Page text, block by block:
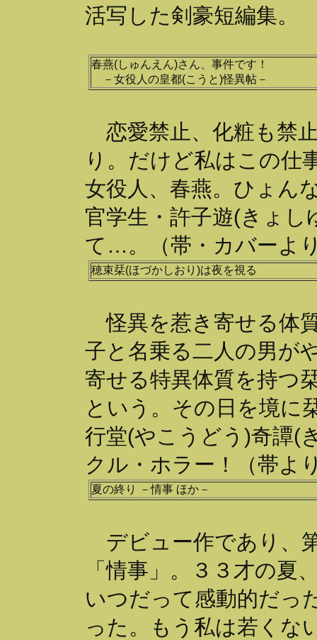
活写した剣豪短編集。
春燕(しゅんえん)さん、事件です！
－女役人の皇都(こうと)怪異帖－
恋愛禁止、化粧も禁
り。だけど私はこの仕
女役人、春燕。ひょん
官学生・許子遊(きょ
て…。（帯・カバーよ
穂束栞(ほづかしおり)は夜を視る
怪異を惹き寄せる体
子と名乗る二人の男が
寄せる特異体質を持つ
という。その日を境に
行堂(やこうどう)奇譚(
クル・ホラー！（帯よ
夏の終り －情事 ほか－
デビュー作であり、
「情事」。３３才の夏
いつだって感動的だっ
った。もう私は若くな